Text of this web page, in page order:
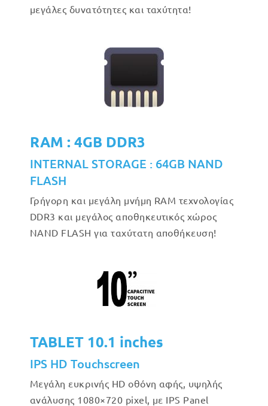
μεγάλες δυνατότητες και ταχύτητα!
RAM : 4GB DDR3
INTERNAL STORAGE : 64GB NAND
FLASH
Γρήγορη και μεγάλη μνήμη RAM τεχνολογίας
DDR3 και μεγάλος αποθηκευτικός χώρος
NAND FLASH για ταχύτατη αποθήκευση!
TABLET 10.1 inches
IPS HD Touchscreen
Μεγάλη ευκρινής HD οθόνη αφής, υψηλής
ανάλυσης 1080×720 pixel, με IPS Panel